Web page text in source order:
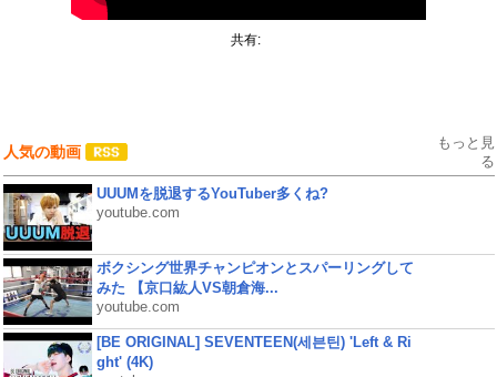
共有:
人気の動画
もっと見
る
UUUMを脱退するYouTuber多くね?
youtube.com
ボクシング世界チャンピオンとスパーリングして
みた 【京口紘人VS朝倉海...
youtube.com
[BE ORIGINAL] SEVENTEEN(세븐틴) 'Left & Ri
ght' (4K)